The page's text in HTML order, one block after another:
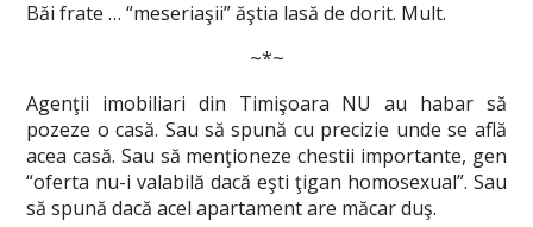
Băi frate … “meseriaşii” ăştia lasă de dorit. Mult.
~*~
Agenţii imobiliari din Timişoara NU au habar să
pozeze o casă. Sau să spună cu precizie unde se află
acea casă. Sau să menţioneze chestii importante, gen
“oferta nu-i valabilă dacă eşti ţigan homosexual”. Sau
să spună dacă acel apartament are măcar duş.